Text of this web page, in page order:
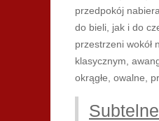
przedpokój
do bieli, jak i do
przestrzeni wokół
klasycznym,
okrągłe, owalne,